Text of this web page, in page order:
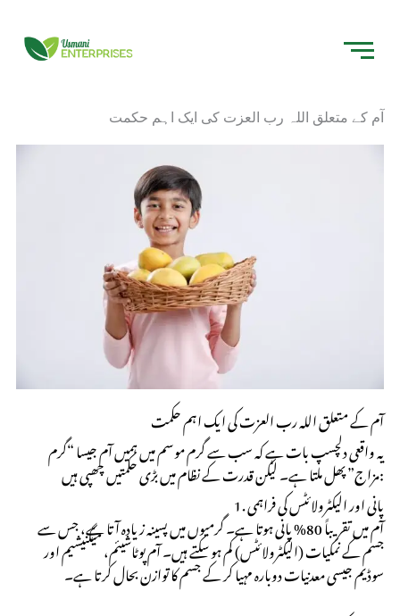
content
آم کے متعلق اللہ رب العزت کی ایک اہم حکمت
آم کے متعلق اللہ رب العزت کی ایک اہم حکمت
یہ واقعی دلچسپ بات ہے کہ سب سے گرم موسم میں ہمیں آم جیسا “گرم
مزاج” پھل ملتا ہے۔ لیکن قدرت کے نظام میں بڑی حکمتیں چھپی ہیں:
1. پانی اور الیکٹرولائٹس کی فراہمی
آم میں تقریباً 80% پانی ہوتا ہے۔ گرمیوں میں پسینہ زیادہ آتا ہے، جس سے
جسم کے نمکیات (الیکٹرولائٹس) کم ہو سکتے ہیں۔ آم پوٹاشیئم، میگنیشیم اور
سوڈیم جیسی معدنیات دوبارہ مہیا کر کے جسم کا توازن بحال کرتا ہے۔